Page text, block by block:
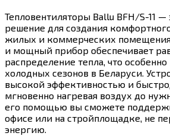
Тепловентиляторы Ballu BFH/S-11 —
решение для создания
жилых и коммерческих
и мощный прибор обеспечивает
распределение тепла, что
холодных сезонов в Беларуси.
высокой эффективностью и
мгновенно нагревая воздух до
его помощью вы сможете
офисе или на стройплощадке, не
энергию.